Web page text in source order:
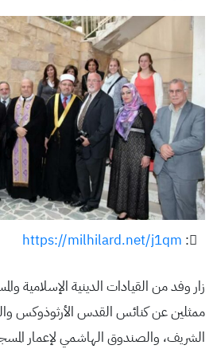
:
https://milhilard.net/j1qm
زار وفد من القيادات الدينية الإسلامية
ممثلين عن كنائس القدس الأرثوذوكس
الشريف، والصندوق الهاشمي لإعمار